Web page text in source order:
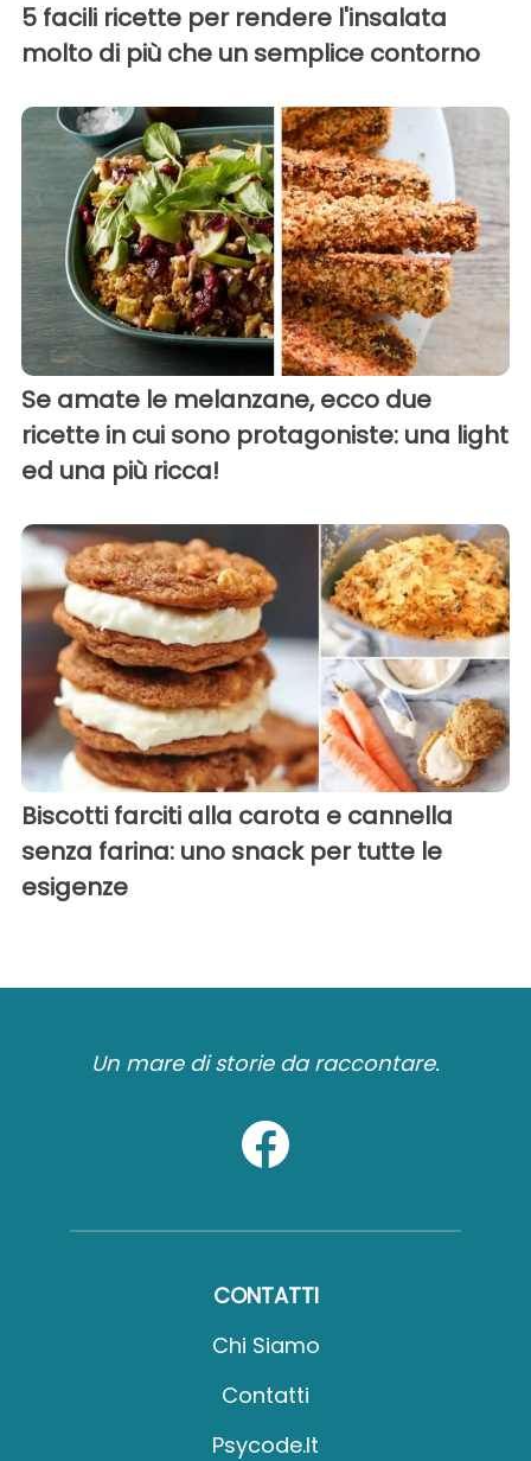
5 facili ricette per rendere l'insalata
molto di più che un semplice contorno
Se amate le melanzane, ecco due
ricette in cui sono protagoniste: una light
ed una più ricca!
Biscotti farciti alla carota e cannella
senza farina: uno snack per tutte le
esigenze
Un mare di storie da raccontare.
CONTATTI
Chi Siamo
Contatti
Psycode.it